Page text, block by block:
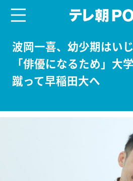
波岡一喜、幼少期はい
「俳優になるため」大
蹴って早稲田大へ